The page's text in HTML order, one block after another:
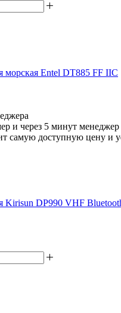
морская Entel DT885 FF IIC
и через 5 минут менеджер
самую доступную цену и
Kirisun DP990 VHF